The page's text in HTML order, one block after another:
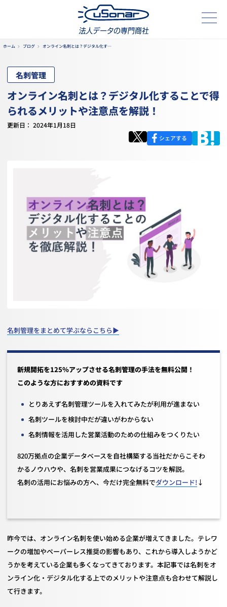
ホーム ブログ オンライン名刺とは？デジタル化す…
名刺管理
オンライン名刺とは？デジタル化することで得
られるメリットや注意点を解説！
更新日： 2024年1月18日
シェアする
名刺管理をまとめて学ぶならこちら▶
新規開拓を125％アップさせる名刺管理の手法を無料公開！
このような方におすすめの資料です
とりあえず名刺管理ツールを入れてみたが利用が進まない
名刺ツールを検討中だが違いがわからない
名刺情報を活用した営業活動のための仕組みをつくりたい
820万拠点の企業データベースを自社構築する当社だからこそわ
かるノウハウや、名刺を営業成果につなげるコツを解説。
名刺の活用にお悩みの方へ、今だけ完全無料でダウンロード!↓
昨今では、オンライン名刺を使い始める企業が増えてきました。テレワ
ークの増加やペーパーレス推奨の影響もあり、これから導入しようかど
うかを考えている企業も多くなってきております。本記事では名刺をオ
ンライン化・デジタル化する上でのメリットや注意点も合わせて解説し
て行きます。